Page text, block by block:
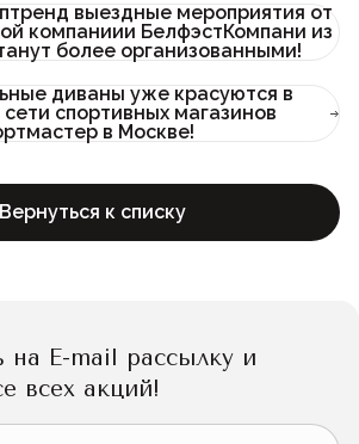
выездные мероприятия от
компаниии БелфэстКомпани из
более организованными!
диваны уже красуются в
спортивных магазинов
в Москве!
Вернуться к списку
на E-mail рассылку и
всех акций!